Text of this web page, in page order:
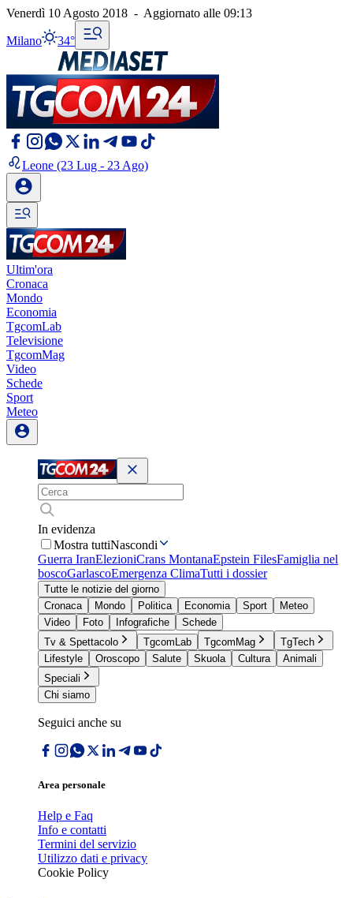
Venerdì 10 Agosto 2018 - Aggiornato alle 09:13
Milano 34°
Leone (23 Lug - 23 Ago)
Ultim'ora
Cronaca
Mondo
Economia
TgcomLab
Televisione
TgcomMag
Video
Schede
Sport
Meteo
In evidenza
Mostra tuttiNascondi
Guerra IranElezioniCrans MontanaEpstein FilesFamiglia nel
boscoGarlascoEmergenza ClimaTutti i dossier
Tutte le notizie del giorno
Cronaca
Mondo Politica Economia Sport
Meteo
Video
Foto Infografiche
Schede
Tv & Spettacolo
TgcomLab TgcomMag
TgTech
Lifestyle
Oroscopo Salute Skuola Cultura
Animali
Speciali
Chi siamo
Seguici anche su
Area personale
Help e Faq
Info e contatti
Termini del servizio
Utilizzo dati e privacy
Cookie Policy